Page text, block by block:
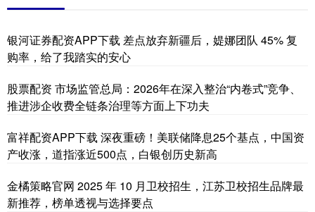
银河证券配资APP下载 差点放弃新疆后，媞娜团队 45% 复
购率，给了我踏实的安心
股票配资 市场监管总局：2026年在深入整治“内卷式”竞争、
推进涉企收费全链条治理等方面上下功夫
富祥配资APP下载 深夜重磅！美联储降息25个基点，中国资
产收涨，道指涨近500点，白银创历史新高
金橘策略官网 2025 年 10 月卫校招生，江苏卫校招生品牌最
新推荐，榜单透视与选择要点